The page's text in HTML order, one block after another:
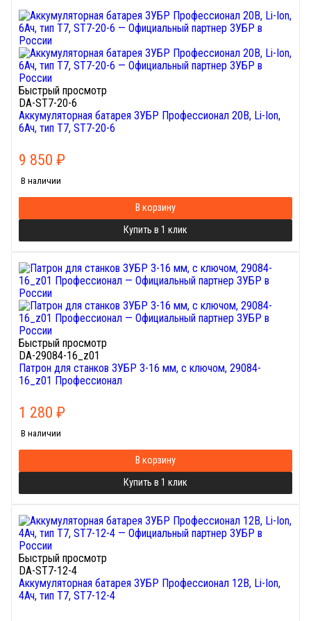
Быстрый просмотр
DA-ST7-20-6
Аккумуляторная батарея ЗУБР Профессионал 20В, Li-Ion,
6Ач, тип T7, ST7-20-6
9 850 ₽
В наличии
В корзину
Купить в 1 клик
Быстрый просмотр
DA-29084-16_z01
Патрон для станков ЗУБР 3-16 мм, с ключом, 29084-
16_z01 Профессионал
1 280 ₽
В наличии
В корзину
Купить в 1 клик
Быстрый просмотр
DA-ST7-12-4
Аккумуляторная батарея ЗУБР Профессионал 12В, Li-Ion,
4Ач, тип T7, ST7-12-4